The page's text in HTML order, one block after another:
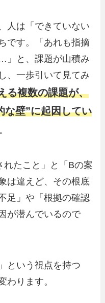
人は「できていない
です。「あれも指摘
」と、課題が山積み
、一歩引いて見てみ
る複数の課題が、
な壁”に起因してい
れたこと」と「Bの案
は違えど、その根底
足」や「根拠の確認
が潜んでいるので
という視点を持つ
わります。